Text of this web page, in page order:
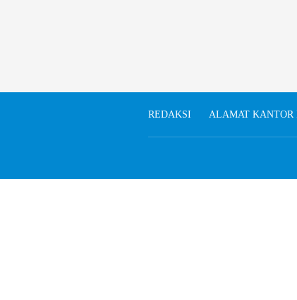
REDAKSI ALAMAT KANTOR